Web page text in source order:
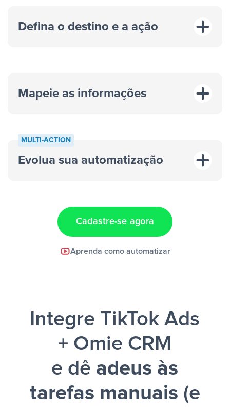
Defina o destino e a ação
“A cada resposta em um anúncio”
Mapeie as informações
MULTI-ACTION
Evolua sua automatização
Cadastre-se agora
Aprenda como automatizar
Integre TikTok Ads
+ Omie CRM
e dê adeus às
tarefas manuais (e